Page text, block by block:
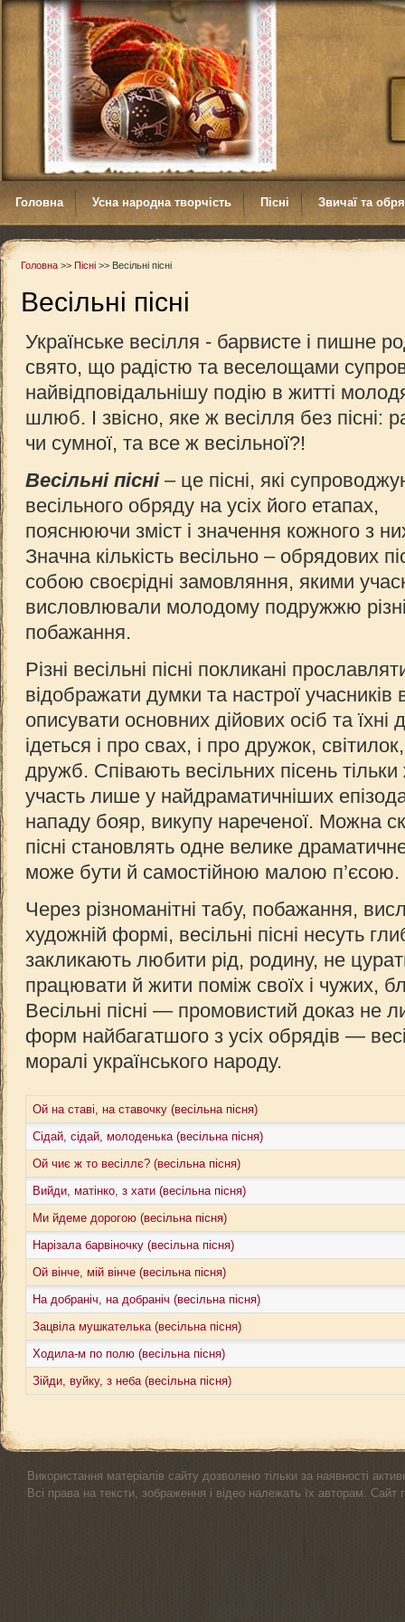
Головна Усна народна творчість Пісні Звичаї та
Головна >> Пісні >> Весільні пісні
Весільні пісні
Українське весілля - барвисте і пишне
свято, що радістю та веселощами
найвідповідальнішу подію в житті
шлюб. І звісно, яке ж весілля без пісні:
чи сумної, та все ж весільної?!
Весільні пісні– це пісні, які
весільного обряду на усіх його етапах,
пояснюючи зміст і значення кожного з
Значна кількість весільно – обрядових
собою своєрідні замовляння, якими
висловлювали молодому подружжю
побажання.
Різні весільні пісні покликані
відображати думки та настрої
описувати основних дійових осіб та їхні
ідеться і про свах, і про дружок,
дружб. Співають весільних пісень
участь лише у найдраматичніших
нападу бояр, викупу нареченої. Можна
пiснi становлять одне велике
може бути й самостійною малою п’єсою.
Через різноманітні табу, побажання,
художній формі, весільні пісні несуть
закликають любити рід, родину, не
працювати й жити поміж своїх і чужих,
Весільні пісні — промовистий доказ не
форм найбагатшого з усіх обрядів —
моралі українського народу.
Ой на ставі, на ставочку (весільна пісня)
Сідай, сідай, молоденька (весільна пісня)
Ой чиє ж то весіллє? (весільна пісня)
Вийди, матінко, з хати (весільна пісня)
Ми йдеме дорогою (весільна пісня)
Нарізала барвіночку (весільна пісня)
Ой вінче, мій вінче (весільна пісня)
На добраніч, на добраніч (весільна пісня)
Зацвіла мушкателька (весільна пісня)
Ходила-м по полю (весільна пісня)
Зійди, вуйку, з неба (весільна пісня)
Використання матеріалів сайту дозволено тільки за наявності
Всі права на тексти, зображення і відео належать їх авторам.